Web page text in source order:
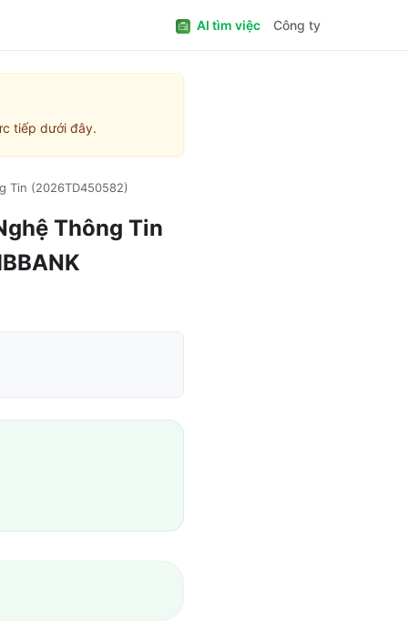
AI tìm việc Công ty
tiếp dưới đây.
Tin (2026TD450582)
Thông Tin